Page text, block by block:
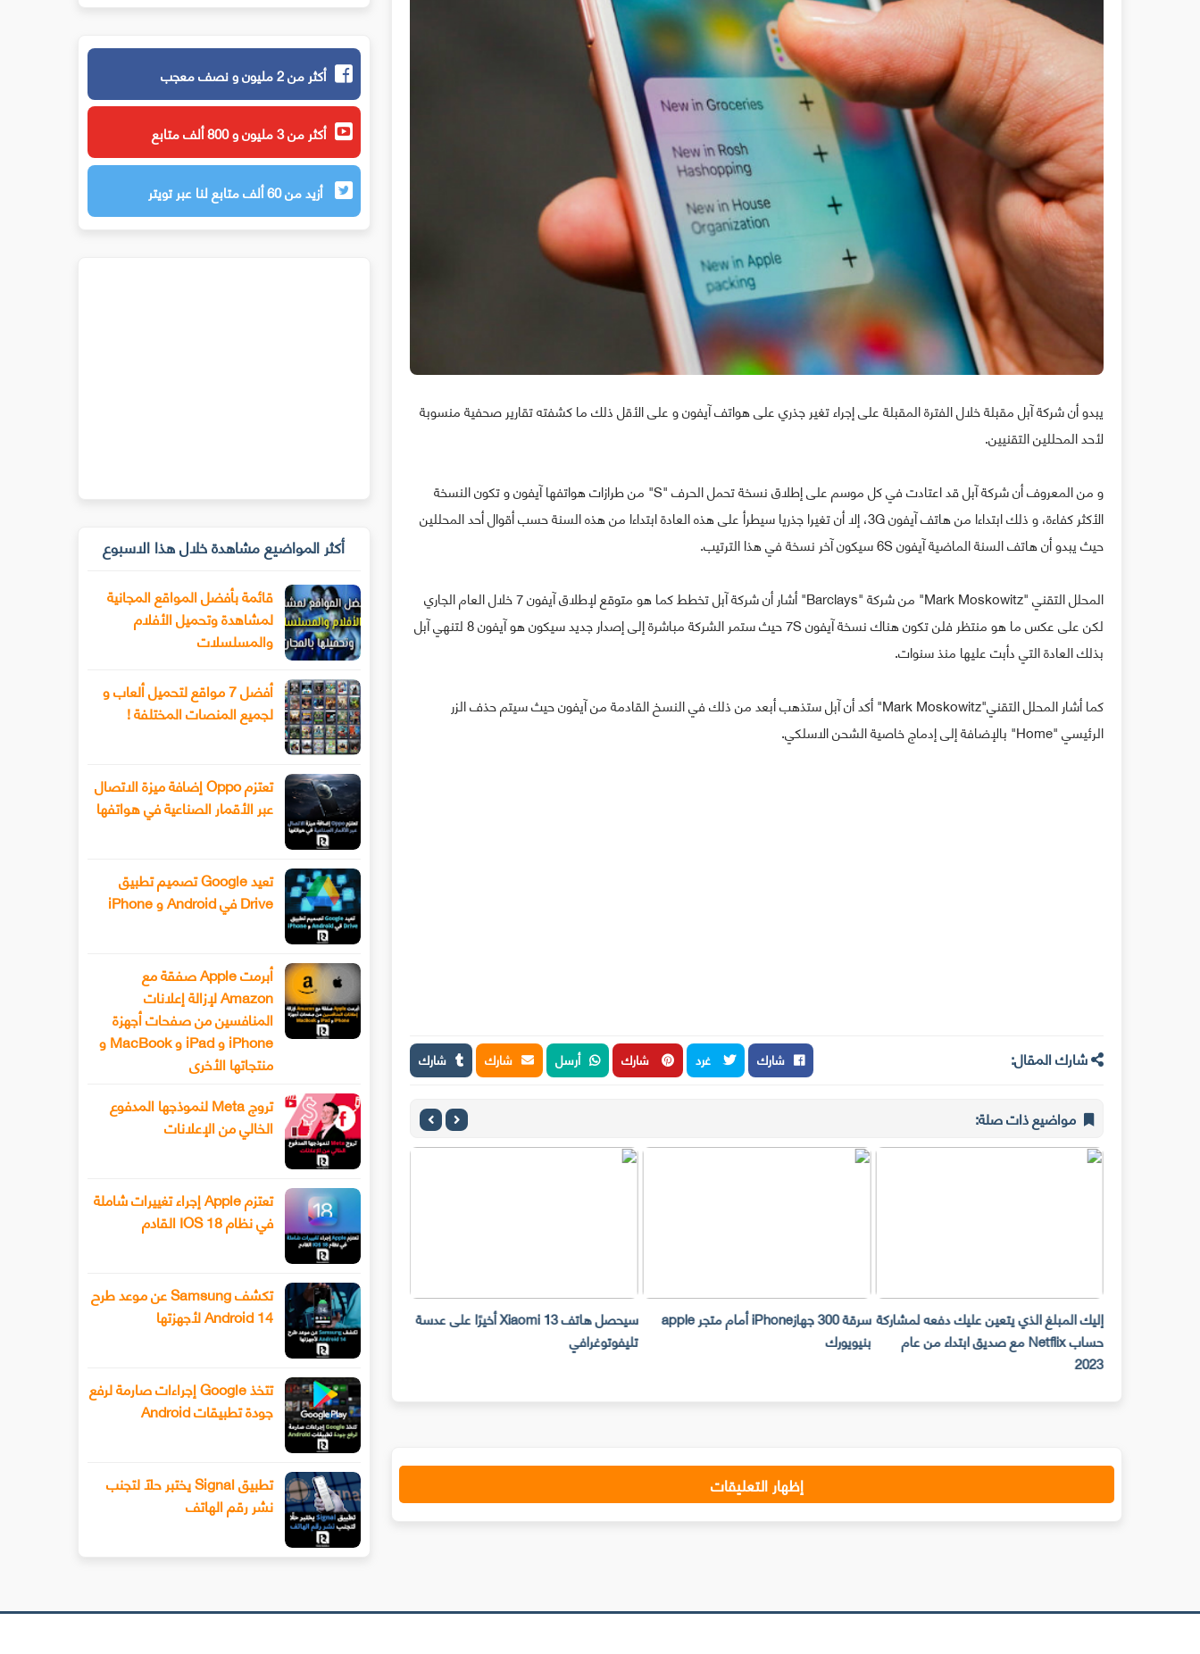
يبدو أن شركة آبل مقبلة خلال الفترة المقبلة على إجراء تغير جذري على هواتف آيفون و على الأقل ذلك ما كشفته تقارير صحفية منسوبة
لأحد المحللين التقنيين.
و من المعروف أن شركة آبل قد اعتادت في كل موسم على إطلاق نسخة تحمل الحرف "S" من طرازات هواتفها آيفون و تكون النسخة
الأكثر كفاءة، و ذلك ابتداءا من هاتف آيفون 3G، إلا أن تغيرا جذريا سيطرأ على هذه العادة ابتداءا من هذه السنة حسب أقوال أحد المحللين
حيث يبدو أن هاتف السنة الماضية آيفون 6S سيكون آخر نسخة في هذا الترتيب.
المحلل التقني "Mark Moskowitz" من شركة "Barclays" أشار أن شركة آبل تخطط كما هو متوقع لإطلاق آيفون 7 خلال العام الجاري
لكن على عكس ما هو منتظر فلن تكون هناك نسخة آيفون 7S حيث ستمر الشركة مباشرة إلى إصدار جديد سيكون هو آيفون 8 لتنهي آبل
بذلك العادة التي دأبت عليها منذ سنوات.
كما أشار المحلل التقني"Mark Moskowitz" أكد أن آبل ستذهب أبعد من ذلك في النسخ القادمة من آيفون حيث سيتم حذف الزر
الرئيسي "Home" بالإضافة إلى إدماج خاصية الشحن الاسلكي.
شارك المقال: شارك غرد شارك أرسل شارك شارك
مواضيع ذات صلة:
إليك المبلغ الذي يتعين عليك دفعه لمشاركة
حساب Netflix مع صديق ابتداء من عام
2023
سرقة 300 جهازiPhone أمام متجر apple
بنيويورك
سيحصل هاتف Xiaomi 13 أخيرًا على عدسة
تليفوتوغرافي
طرح Snapchat المزيد من أدوات تحرير
الفيديو المتقدمة باستخدام وضع المخرج
تيكتوك تعمل على منصة
إظهار التعليقات
أكثر من 2 مليون و نصف معجب
أكثر من 3 مليون و 800 ألف متابع
أزيد من 60 ألف متابع لنا عبر تويتر
أكثر المواضيع مشاهدة خلال هذا الاسبوع
قائمة بأفضل المواقع المجانية
لمشاهدة وتحميل الأفلام
والمسلسلات
أفضل 7 مواقع لتحميل ألعاب و
لجميع المنصات المختلفة !
تعتزم Oppo إضافة ميزة الاتصال
عبر الأقمار الصناعية في هواتفها
تعيد Google تصميم تطبيق
Drive في Android و iPhone
أبرمت Apple صفقة مع
Amazon لإزالة إعلانات
المنافسين من صفحات أجهزة
iPhone و iPad و MacBook و
منتجاتها الأخرى
تروج Meta لنموذجها المدفوع
الخالي من الإعلانات
تعتزم Apple إجراء تغييرات شاملة
في نظام IOS 18 القادم
تكشف Samsung عن موعد طرح
Android 14 لأجهزتها
تتخذ Google إجراءات صارمة لرفع
جودة تطبيقات Android
تطبيق Signal يختبر حلًا لتجنب
نشر رقم الهاتف